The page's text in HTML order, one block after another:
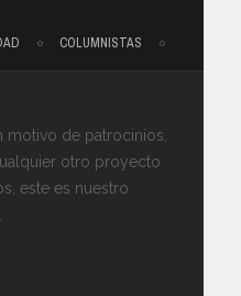
COLUMNISTAS
motivo de patrocinios,
otro proyecto
este es nuestro